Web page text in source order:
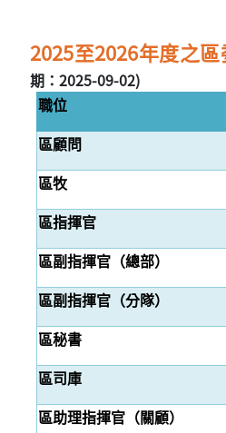
2025至2026年度之區
期：2025-09-02)
職位
區顧問
區牧
區指揮官
區副指揮官（總部）
區副指揮官（分隊）
區秘書
區司庫
區助理指揮官（關顧）